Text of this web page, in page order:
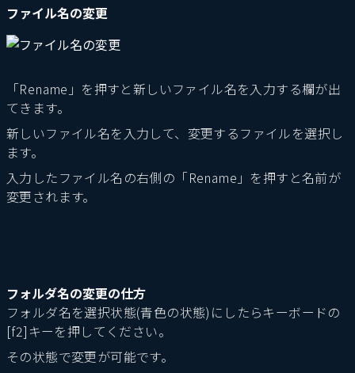
ファイル名の変更
「Rename」を押すと新しいファイル名を入力する欄が出
てきます。
新しいファイル名を入力して、変更するファイルを選択し
ます。
入力したファイル名の右側の「Rename」を押すと名前が
変更されます。
フォルダ名の変更の仕方
フォルダ名を選択状態(青色の状態)にしたらキーボードの
[f2]キーを押してください。
その状態で変更が可能です。